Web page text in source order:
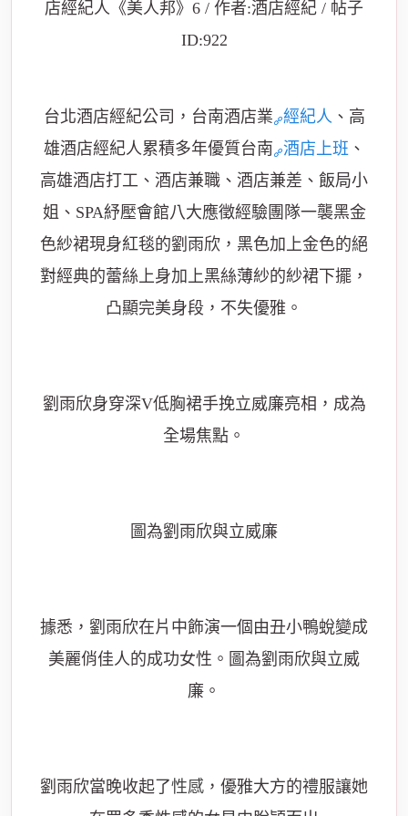
台北酒店經紀公司，台南酒店業 經紀人 、高
雄酒店經紀人累積多年優質台南 酒店上班 、
高雄酒店打工、酒店兼職、酒店兼差、飯局小
姐、SPA紓壓會館八大應徵經驗團隊一襲黑金
色紗裙現身紅毯的劉雨欣，黑色加上金色的絕
對經典的蕾絲上身加上黑絲薄紗的紗裙下擺，
凸顯完美身段，不失優雅。
劉雨欣身穿深V低胸裙手挽立威廉亮相，成為
全場焦點。
圖為劉雨欣與立威廉
據悉，劉雨欣在片中飾演一個由丑小鴨蛻變成
美麗俏佳人的成功女性。圖為劉雨欣與立威
廉。
劉雨欣當晚收起了性感 ，優雅大方的禮服讓她